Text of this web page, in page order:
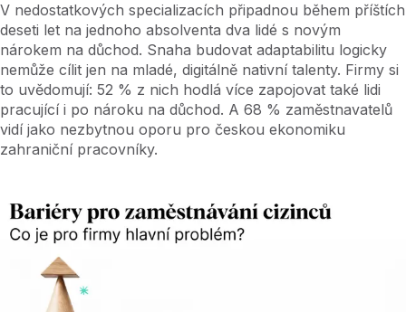
V nedostatkových specializacích připadnou během příštích
deseti let na jednoho absolventa dva lidé s novým
nárokem na důchod. Snaha budovat adaptabilitu logicky
nemůže cílit jen na mladé, digitálně nativní talenty. Firmy si
to uvědomují: 52 % z nich hodlá více zapojovat také lidi
pracující i po nároku na důchod. A 68 % zaměstnavatelů
vidí jako nezbytnou oporu pro českou ekonomiku
zahraniční pracovníky.